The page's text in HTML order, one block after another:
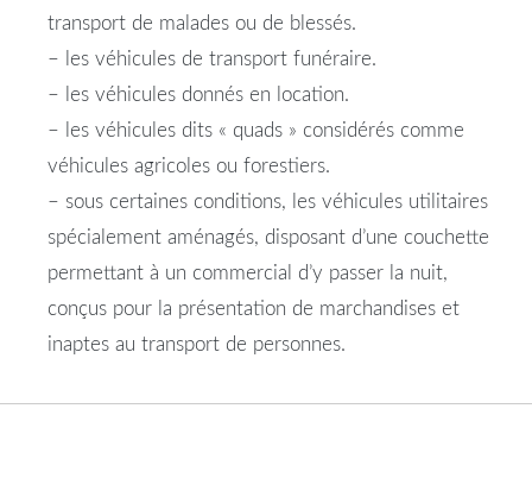
transport de malades ou de blessés.
– les véhicules de transport funéraire.
– les véhicules donnés en location.
– les véhicules dits « quads » considérés comme
véhicules agricoles ou forestiers.
– sous certaines conditions, les véhicules utilitaires
spécialement aménagés, disposant d’une couchette
permettant à un commercial d’y passer la nuit,
conçus pour la présentation de marchandises et
inaptes au transport de personnes.